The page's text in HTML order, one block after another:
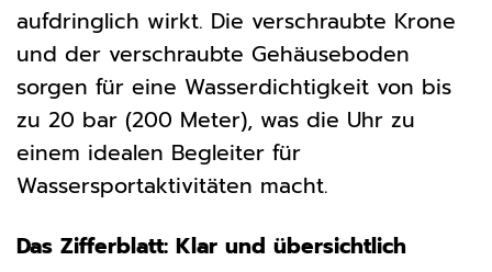
aufdringlich wirkt. Die verschraubte Krone
und der verschraubte Gehäuseboden
sorgen für eine Wasserdichtigkeit von bis
zu 20 bar (200 Meter), was die Uhr zu
einem idealen Begleiter für
Wassersportaktivitäten macht.
Das Zifferblatt: Klar und übersichtlich